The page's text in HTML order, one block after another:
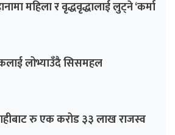
महिला र वृद्धवृद्धालाई लुट्ने ‘कर्मा
लोभ्याउँदै सिसमहल
रु एक करोड ३३ लाख राजस्व